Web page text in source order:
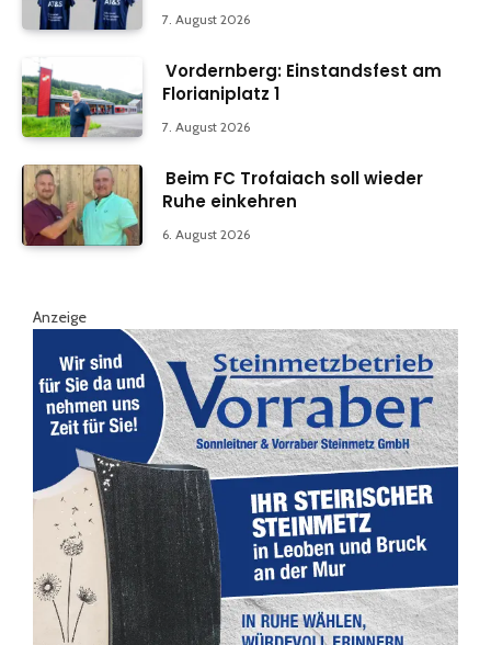
7. August 2026
Vordernberg: Einstandsfest am
Florianiplatz 1
7. August 2026
Beim FC Trofaiach soll wieder
Ruhe einkehren
6. August 2026
Anzeige